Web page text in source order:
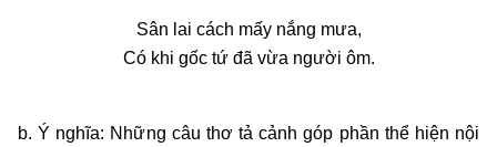
Sân lai cách mấy nắng mưa,
Có khi gốc tứ đã vừa người ôm.
b. Ý nghĩa: Những câu thơ tả cảnh góp phần thể hiện nội